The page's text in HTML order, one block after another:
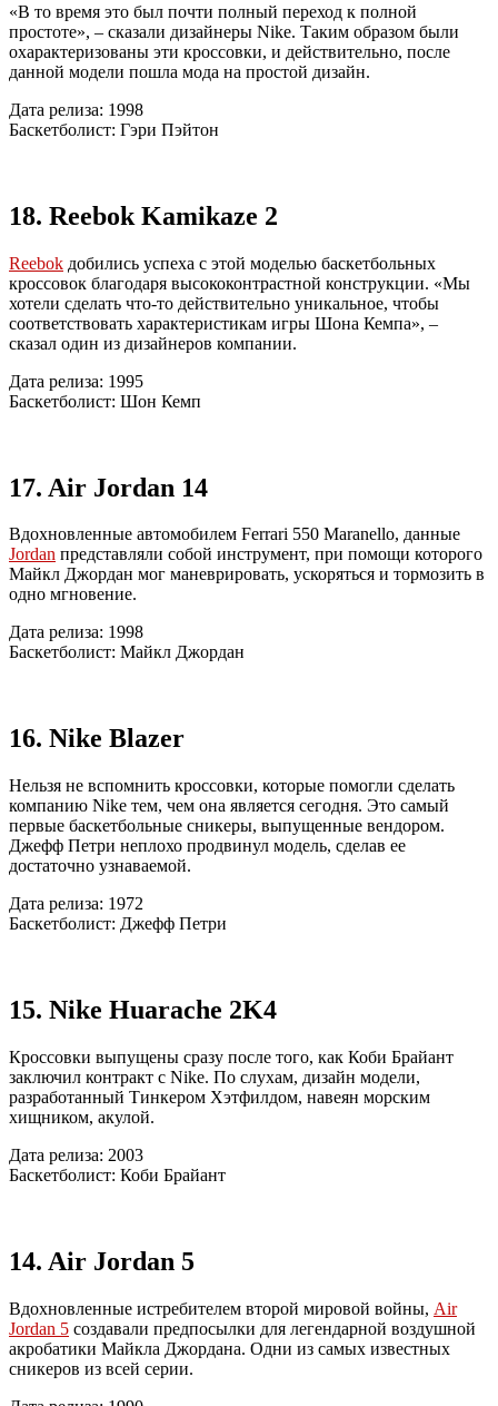
«В то время это был почти полный переход к полной
простоте», – сказали дизайнеры Nike. Таким образом были
охарактеризованы эти кроссовки, и действительно, после
данной модели пошла мода на простой дизайн.
Дата релиза: 1998
Баскетболист: Гэри Пэйтон
18. Reebok Kamikaze 2
Reebok добились успеха с этой моделью баскетбольных
кроссовок благодаря высококонтрастной конструкции. «Мы
хотели сделать что-то действительно уникальное, чтобы
соответствовать характеристикам игры Шона Кемпа», –
сказал один из дизайнеров компании.
Дата релиза: 1995
Баскетболист: Шон Кемп
17. Air Jordan 14
Вдохновленные автомобилем Ferrari 550 Maranello, данные
Jordan представляли собой инструмент, при помощи которого
Майкл Джордан мог маневрировать, ускоряться и тормозить в
одно мгновение.
Дата релиза: 1998
Баскетболист: Майкл Джордан
16. Nike Blazer
Нельзя не вспомнить кроссовки, которые помогли сделать
компанию Nike тем, чем она является сегодня. Это самый
первые баскетбольные сникеры, выпущенные вендором.
Джефф Петри неплохо продвинул модель, сделав ее
достаточно узнаваемой.
Дата релиза: 1972
Баскетболист: Джефф Петри
15. Nike Huarache 2K4
Кроссовки выпущены сразу после того, как Коби Брайант
заключил контракт с Nike. По слухам, дизайн модели,
разработанный Тинкером Хэтфилдом, навеян морским
хищником, акулой.
Дата релиза: 2003
Баскетболист: Коби Брайант
14. Air Jordan 5
Вдохновленные истребителем второй мировой войны, Air
Jordan 5 создавали предпосылки для легендарной воздушной
акробатики Майкла Джордана. Одни из самых известных
сникеров из всей серии.